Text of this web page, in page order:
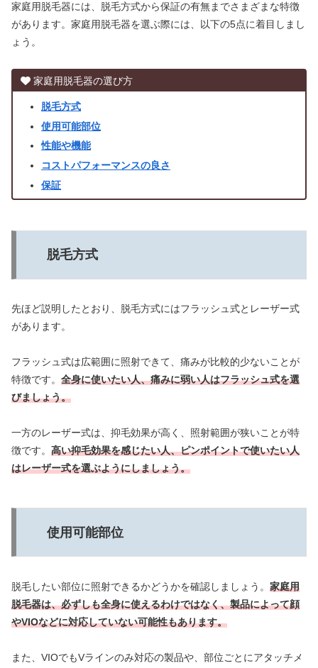
家庭用脱毛器には、脱毛方式から保証の有無までさまざまな特徴
があります。家庭用脱毛器を選ぶ際には、以下の5点に着目しまし
ょう。
家庭用脱毛器の選び方
脱毛方式
使用可能部位
性能や機能
コストパフォーマンスの良さ
保証
脱毛方式
先ほど説明したとおり、脱毛方式にはフラッシュ式とレーザー式
があります。
フラッシュ式は広範囲に照射できて、痛みが比較的少ないことが
特徴です。 全身に使いたい人、痛みに弱い人はフラッシュ式を選
びましょう。
一方のレーザー式は、抑毛効果が高く、照射範囲が狭いことが特
徴です。 高い抑毛効果を感じたい人、ピンポイントで使いたい人
はレーザー式を選ぶようにしましょう。
使用可能部位
脱毛したい部位に照射できるかどうかを確認しましょう。 家庭用
脱毛器は、必ずしも全身に使えるわけではなく、製品によって顔
やVIOなどに対応していない可能性もあります。
また、VIOでもVラインのみ対応の製品や、部位ごとにアタッチメ